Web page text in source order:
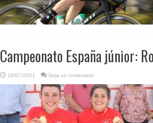
Campeonato España júnior:
18/07/2021 Deja un comentario